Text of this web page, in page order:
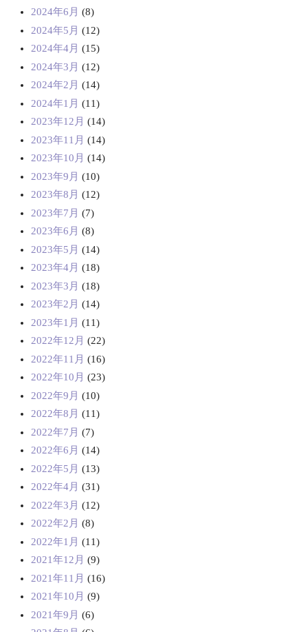
2024年6月 (8)
2024年5月 (12)
2024年4月 (15)
2024年3月 (12)
2024年2月 (14)
2024年1月 (11)
2023年12月 (14)
2023年11月 (14)
2023年10月 (14)
2023年9月 (10)
2023年8月 (12)
2023年7月 (7)
2023年6月 (8)
2023年5月 (14)
2023年4月 (18)
2023年3月 (18)
2023年2月 (14)
2023年1月 (11)
2022年12月 (22)
2022年11月 (16)
2022年10月 (23)
2022年9月 (10)
2022年8月 (11)
2022年7月 (7)
2022年6月 (14)
2022年5月 (13)
2022年4月 (31)
2022年3月 (12)
2022年2月 (8)
2022年1月 (11)
2021年12月 (9)
2021年11月 (16)
2021年10月 (9)
2021年9月 (6)